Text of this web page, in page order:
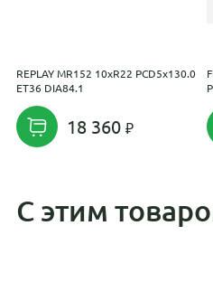
REPLAY MR152 10xR22 PCD5x130.0
ET36 DIA84.1
18 360
С этим